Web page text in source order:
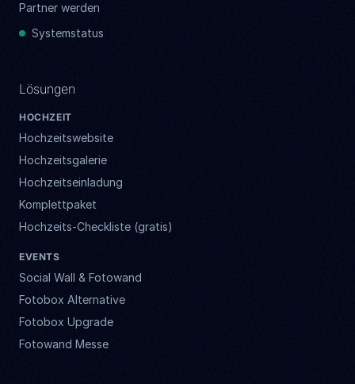
Partner werden
Systemstatus
Lösungen
HOCHZEIT
Hochzeitswebsite
Hochzeitsgalerie
Hochzeitseinladung
Komplettpaket
Hochzeits-Checkliste (gratis)
EVENTS
Social Wall & Fotowand
Fotobox Alternative
Fotobox Upgrade
Fotowand Messe